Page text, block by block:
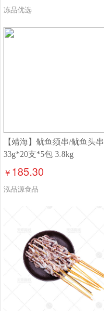
冻品优选
【靖海】鱿鱼须串/鱿鱼头串
33g*20支*5包 3.8kg
￥ 185.30
泓品源食品